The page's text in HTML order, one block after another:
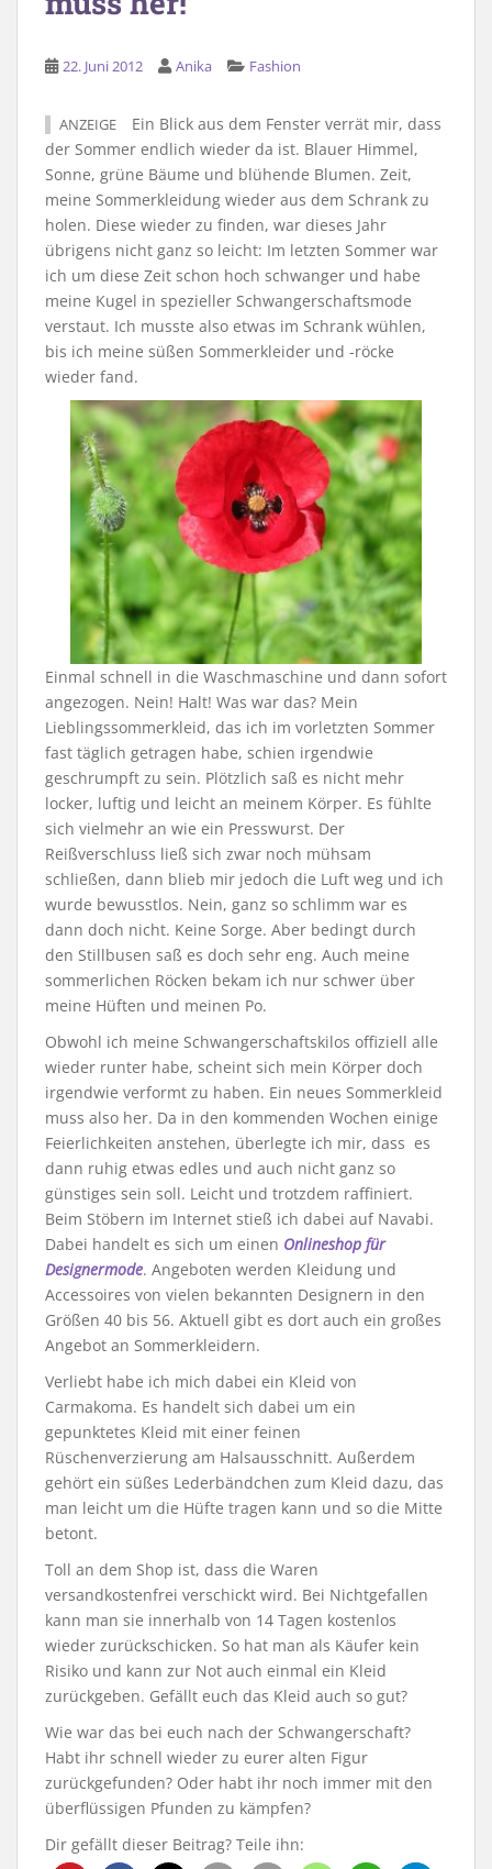
22. Juni 2012 Anika Fashion
ANZEIGE
Ein Blick aus dem Fenster verrät mir, dass
der Sommer endlich wieder da ist. Blauer Himmel,
Sonne, grüne Bäume und blühende Blumen. Zeit,
meine Sommerkleidung wieder aus dem Schrank zu
holen. Diese wieder zu finden, war dieses Jahr
übrigens nicht ganz so leicht: Im letzten Sommer war
ich um diese Zeit schon hoch schwanger und habe
meine Kugel in spezieller Schwangerschaftsmode
verstaut. Ich musste also etwas im Schrank wühlen,
bis ich meine süßen Sommerkleider und -röcke
wieder fand.
Einmal schnell in die Waschmaschine und dann sofort
angezogen. Nein! Halt! Was war das? Mein
Lieblingssommerkleid, das ich im vorletzten Sommer
fast täglich getragen habe, schien irgendwie
geschrumpft zu sein. Plötzlich saß es nicht mehr
locker, luftig und leicht an meinem Körper. Es fühlte
sich vielmehr an wie ein Presswurst. Der
Reißverschluss ließ sich zwar noch mühsam
schließen, dann blieb mir jedoch die Luft weg und ich
wurde bewusstlos. Nein, ganz so schlimm war es
dann doch nicht. Keine Sorge. Aber bedingt durch
den Stillbusen saß es doch sehr eng. Auch meine
sommerlichen Röcken bekam ich nur schwer über
meine Hüften und meinen Po.
Obwohl ich meine Schwangerschaftskilos offiziell alle
wieder runter habe, scheint sich mein Körper doch
irgendwie verformt zu haben. Ein neues Sommerkleid
muss also her. Da in den kommenden Wochen einige
Feierlichkeiten anstehen, überlegte ich mir, dass es
dann ruhig etwas edles und auch nicht ganz so
günstiges sein soll. Leicht und trotzdem raffiniert.
Beim Stöbern im Internet stieß ich dabei auf Navabi.
Dabei handelt es sich um einen Onlineshop für
Designermode. Angeboten werden Kleidung und
Accessoires von vielen bekannten Designern in den
Größen 40 bis 56. Aktuell gibt es dort auch ein großes
Angebot an Sommerkleidern.
Verliebt habe ich mich dabei ein Kleid von
Carmakoma. Es handelt sich dabei um ein
gepunktetes Kleid mit einer feinen
Rüschenverzierung am Halsausschnitt. Außerdem
gehört ein süßes Lederbändchen zum Kleid dazu, das
man leicht um die Hüfte tragen kann und so die Mitte
betont.
Toll an dem Shop ist, dass die Waren
versandkostenfrei verschickt wird. Bei Nichtgefallen
kann man sie innerhalb von 14 Tagen kostenlos
wieder zurückschicken. So hat man als Käufer kein
Risiko und kann zur Not auch einmal ein Kleid
zurückgeben. Gefällt euch das Kleid auch so gut?
Wie war das bei euch nach der Schwangerschaft?
Habt ihr schnell wieder zu eurer alten Figur
zurückgefunden? Oder habt ihr noch immer mit den
überflüssigen Pfunden zu kämpfen?
Dir gefällt dieser Beitrag? Teile ihn: